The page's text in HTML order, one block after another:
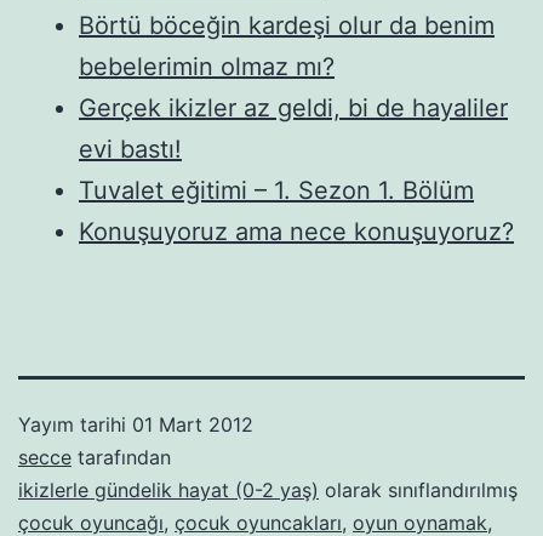
Börtü böceğin kardeşi olur da benim
bebelerimin olmaz mı?
Gerçek ikizler az geldi, bi de hayaliler
evi bastı!
Tuvalet eğitimi – 1. Sezon 1. Bölüm
Konuşuyoruz ama nece konuşuyoruz?
Yayım tarihi 01 Mart 2012
secce tarafından
ikizlerle gündelik hayat (0-2 yaş) olarak sınıflandırılmış
çocuk oyuncağı, çocuk oyuncakları, oyun oynamak,